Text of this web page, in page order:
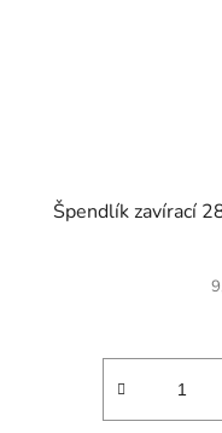
Špendlík zavírací